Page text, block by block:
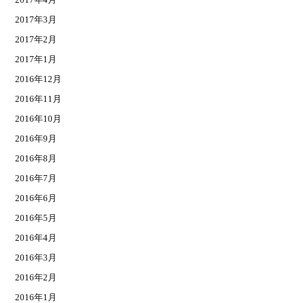
2017年3月
2017年2月
2017年1月
2016年12月
2016年11月
2016年10月
2016年9月
2016年8月
2016年7月
2016年6月
2016年5月
2016年4月
2016年3月
2016年2月
2016年1月